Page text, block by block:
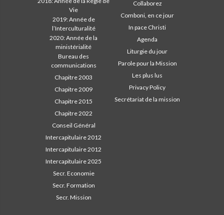
Vie
2019: Année de
l’Interculturalité
2020: Année de la
ministérialité
Bureau des
communications
Chapitre 2003
Chapitre 2009
Chapitre 2015
Chapitre 2022
Conseil Général
Intercapitulaire 2012
Intercapitulaire 2012
Intercapitulaire 2025
Secr. Economie
Secr. Formation
Secr. Mission
Collaborez
Comboni, en ce jour
In pace Christi
Agenda
Liturgie du jour
Parole pour la Mission
Les plus lus
Privacy Policy
Secrétariat de la mission